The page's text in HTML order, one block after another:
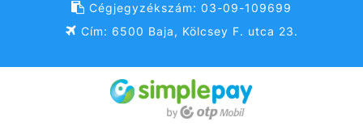
Cégjegyzékszám: 03-09-109699
Cím: 6500 Baja, Kölcsey F. utca 23.